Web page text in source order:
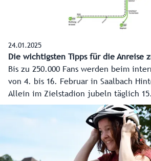
24.01.2025
Die wichtigsten Tipps für die Anreise
Bis zu 250.000 Fans werden beim
von 4. bis 16. Februar in Saalbach
Allein im Zielstadion jubeln täglich
Skistars zu. Die Anreise zu den
wird also eine Herausforderung, aber
der Hand und die Veranstalter haben
stressfreiesten ist die Anreise
auf Ski.